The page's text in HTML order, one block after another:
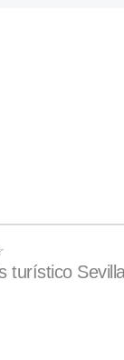
Valorado
conturístico